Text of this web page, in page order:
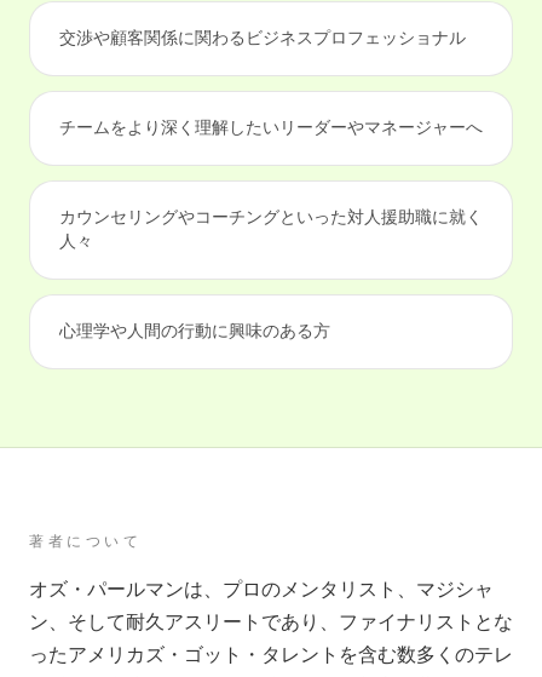
交渉や顧客関係に関わるビジネスプロフェッショナル
チームをより深く理解したいリーダーやマネージャーへ
カウンセリングやコーチングといった対人援助職に就く
人々
心理学や人間の行動に興味のある方
著者について
オズ・パールマンは、プロのメンタリスト、マジシャ
ン、そして耐久アスリートであり、ファイナリストとな
ったアメリカズ・ゴット・タレントを含む数多くのテレ